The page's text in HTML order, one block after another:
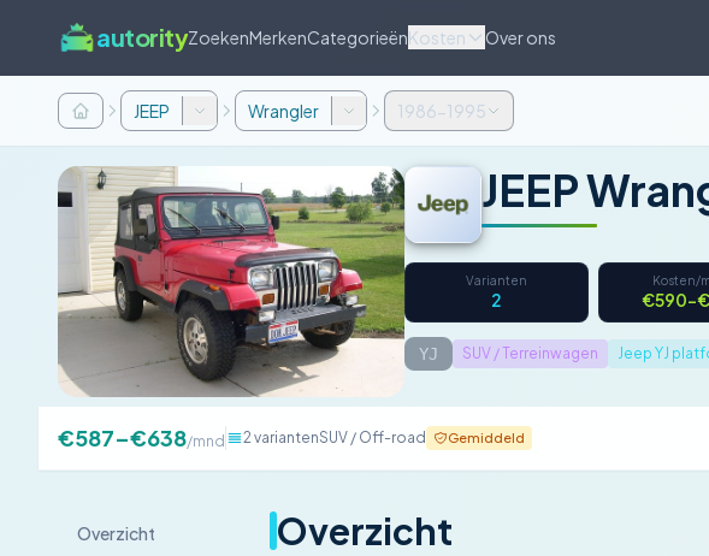
autorityZoekenMerkenCategorieënKosten Over ons
JEEP Wrangler 1986-1995
JEEP
Varianten
2
Kosten/
YJ SUV / Terreinwagen Jeep YJ
€587–€638/mnd 2 variantenSUV / Off-road Gemiddeld
Overzicht Overzicht